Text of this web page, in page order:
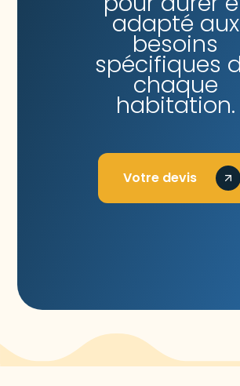
adapté aux
besoins
spécifiques
chaque
habitation.
Votre devis